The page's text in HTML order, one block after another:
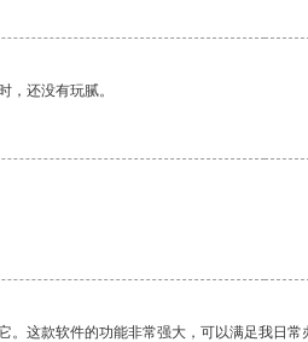
，还没有玩腻。
这款软件的功能非常强大，可以满足我日